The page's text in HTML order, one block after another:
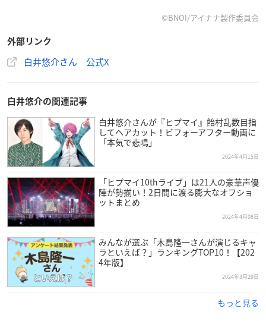
©BNOI/アイナナ製作委員会
外部リンク
白井悠介さん 公式X
白井悠介の関連記事
白井悠介さんが『ヒプマイ』飴村乱数目指
してヘアカット！ビフォーアフター動画に
「本気で悲鳴」
2024年4月15日
「ヒプマイ10thライブ」は21人の豪華声優
陣が勢揃い！2日間に渡る膨大なオフショ
ットまとめ
2024年4月08日
みんなが選ぶ「木島隆一さんが演じるキャ
ラといえば？」ランキングTOP10！【202
4年版】
2024年3月29日
もっと見る